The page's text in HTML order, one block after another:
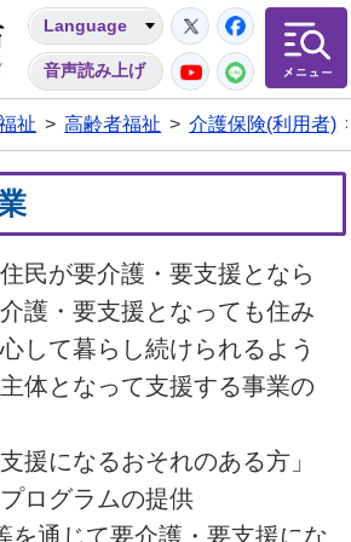
潮来市
Language
音声読み上げ
Twitter
YouTube
LINE
祉 > 高齢者福祉 > 介護保険(利用者)
民が要介護・要支援となら
護・要支援となっても住み
して暮らし続けられるよう
体となって支援する事業の
援になるおそれのある方」
ログラムの提供
通じて要介護・要支援にな